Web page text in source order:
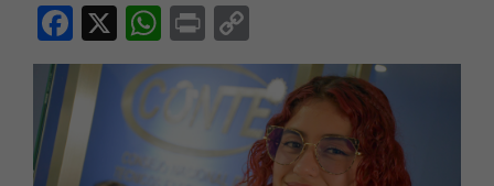
F
a
c
e
b
X
W
h
a
P
ri
n
o
p
y
Li